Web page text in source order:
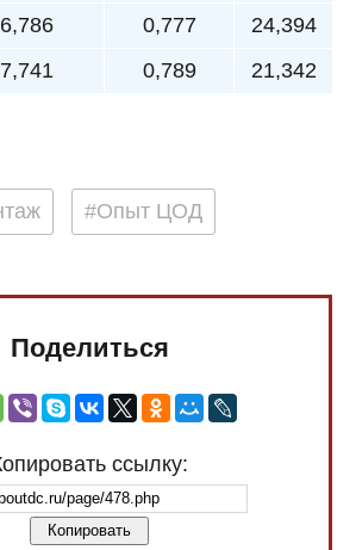
6,786 0,777 24,394
7,741 0,789 21,342
#Опыт ЦОД
Поделиться
ссылку:
Копировать